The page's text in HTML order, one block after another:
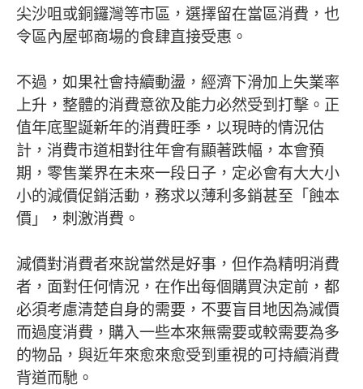
尖沙咀或銅鑼灣等市區，選擇留在當區消費，也
令區內屋邨商場的食肆直接受惠。
不過，如果社會持續動盪，經濟下滑加上失業率
上升，整體的消費意欲及能力必然受到打擊。正
值年底聖誕新年的消費旺季，以現時的情況估
計，消費市道相對往年會有顯著跌幅，本會預
期，零售業界在未來一段日子，定必會有大大小
小的減價促銷活動，務求以薄利多銷甚至「蝕本
價」，刺激消費。
減價對消費者來說當然是好事，但作為精明消費
者，面對任何情況，在作出每個購買決定前，都
必須考慮清楚自身的需要，不要盲目地因為減價
而過度消費，購入一些本來無需要或較需要為多
的物品，與近年來愈來愈受到重視的可持續消費
背道而馳。